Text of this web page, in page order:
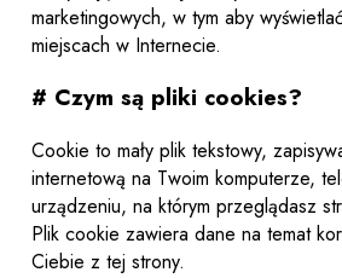
marketingowych, w tym aby
miejscach w Internecie.
# Czym są pliki cookies?
Cookie to mały plik tekstowy,
internetową na Twoim komputerze,
urządzeniu, na którym przeglądasz
Plik cookie zawiera dane na temat
Ciebie z tej strony.